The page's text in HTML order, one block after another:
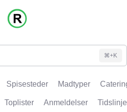
⌘+K
Spisesteder Madtyper
Toplister Anmeldelser Tidslinje